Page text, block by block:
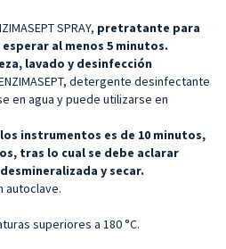
SPRAY, pretratante para
esperar al menos 5 minutos.
lavado y desinfección
detergente desinfectante
en agua y puede utilizarse en
instrumentos es de 10 minutos,
tras lo cual se debe aclarar
y secar.
autoclave.
superiores a 180 °C.